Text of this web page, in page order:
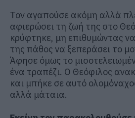
Τον αγαπούσε ακόμη αλλά
αφιερώσει τη ζωή της στο
κρύφτηκε, μη επιθυμώντας
της πάθος να ξεπεράσει το
Άφησε όμως το
ένα τραπέζι. Ο Θεόφιλος
και μπήκε σε αυτό
αλλά μάταια.